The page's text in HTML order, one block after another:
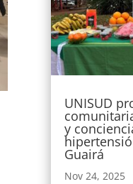
UNISUD
y
Guairá
Nov 24, 2025